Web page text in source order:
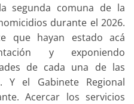
segunda comuna de la
durante el 2026.
que hayan estado acá
y exponiendo
de cada una de las
Y el Gabinete Regional
Acercar los servicios